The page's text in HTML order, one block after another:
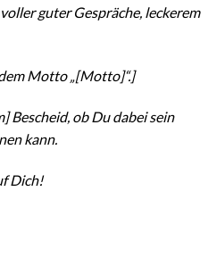
guter Gespräche, leckerem
Motto „[Motto]“.]
Bescheid, ob Du dabei sein
kann.
Dich!